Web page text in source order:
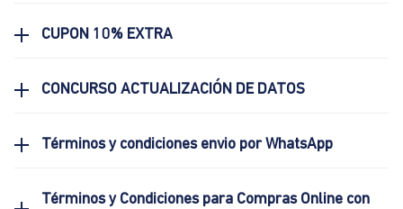
CUPON 10% EXTRA
CONCURSO ACTUALIZACIÓN DE DATOS
Términos y condiciones envio por WhatsApp
Términos y Condiciones para Compras Online con